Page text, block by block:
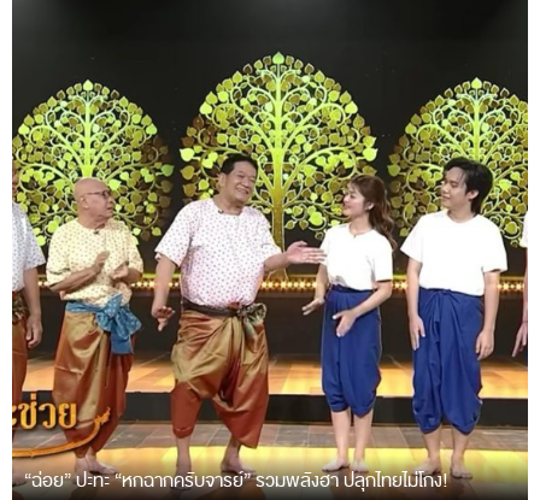
“ฉ่อย” ปะทะ “หกฉากครับจารย์” รวมพลังฮา ปลุกไทยไม่โกง!